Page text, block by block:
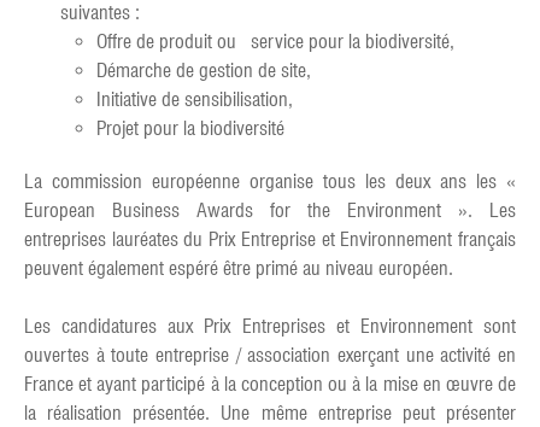
suivantes :
Offre de produit ou service pour la biodiversité,
Démarche de gestion de site,
Initiative de sensibilisation,
Projet pour la biodiversité
La commission européenne organise tous les deux ans les «
European Business Awards for the Environment ». Les
entreprises lauréates du Prix Entreprise et Environnement français
peuvent également espéré être primé au niveau européen.
Les candidatures aux Prix Entreprises et Environnement sont
ouvertes à toute entreprise / association exerçant une activité en
France et ayant participé à la conception ou à la mise en œuvre de
la réalisation présentée. Une même entreprise peut présenter